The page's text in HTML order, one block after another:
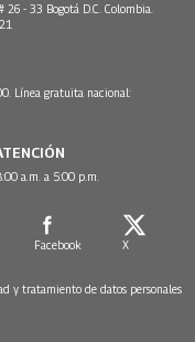
26 - 33 Bogotá D.C. Colombia.
Línea gratuita nacional:
a.m. a 5:00 p.m.
Facebook X
y tratamiento de datos personales